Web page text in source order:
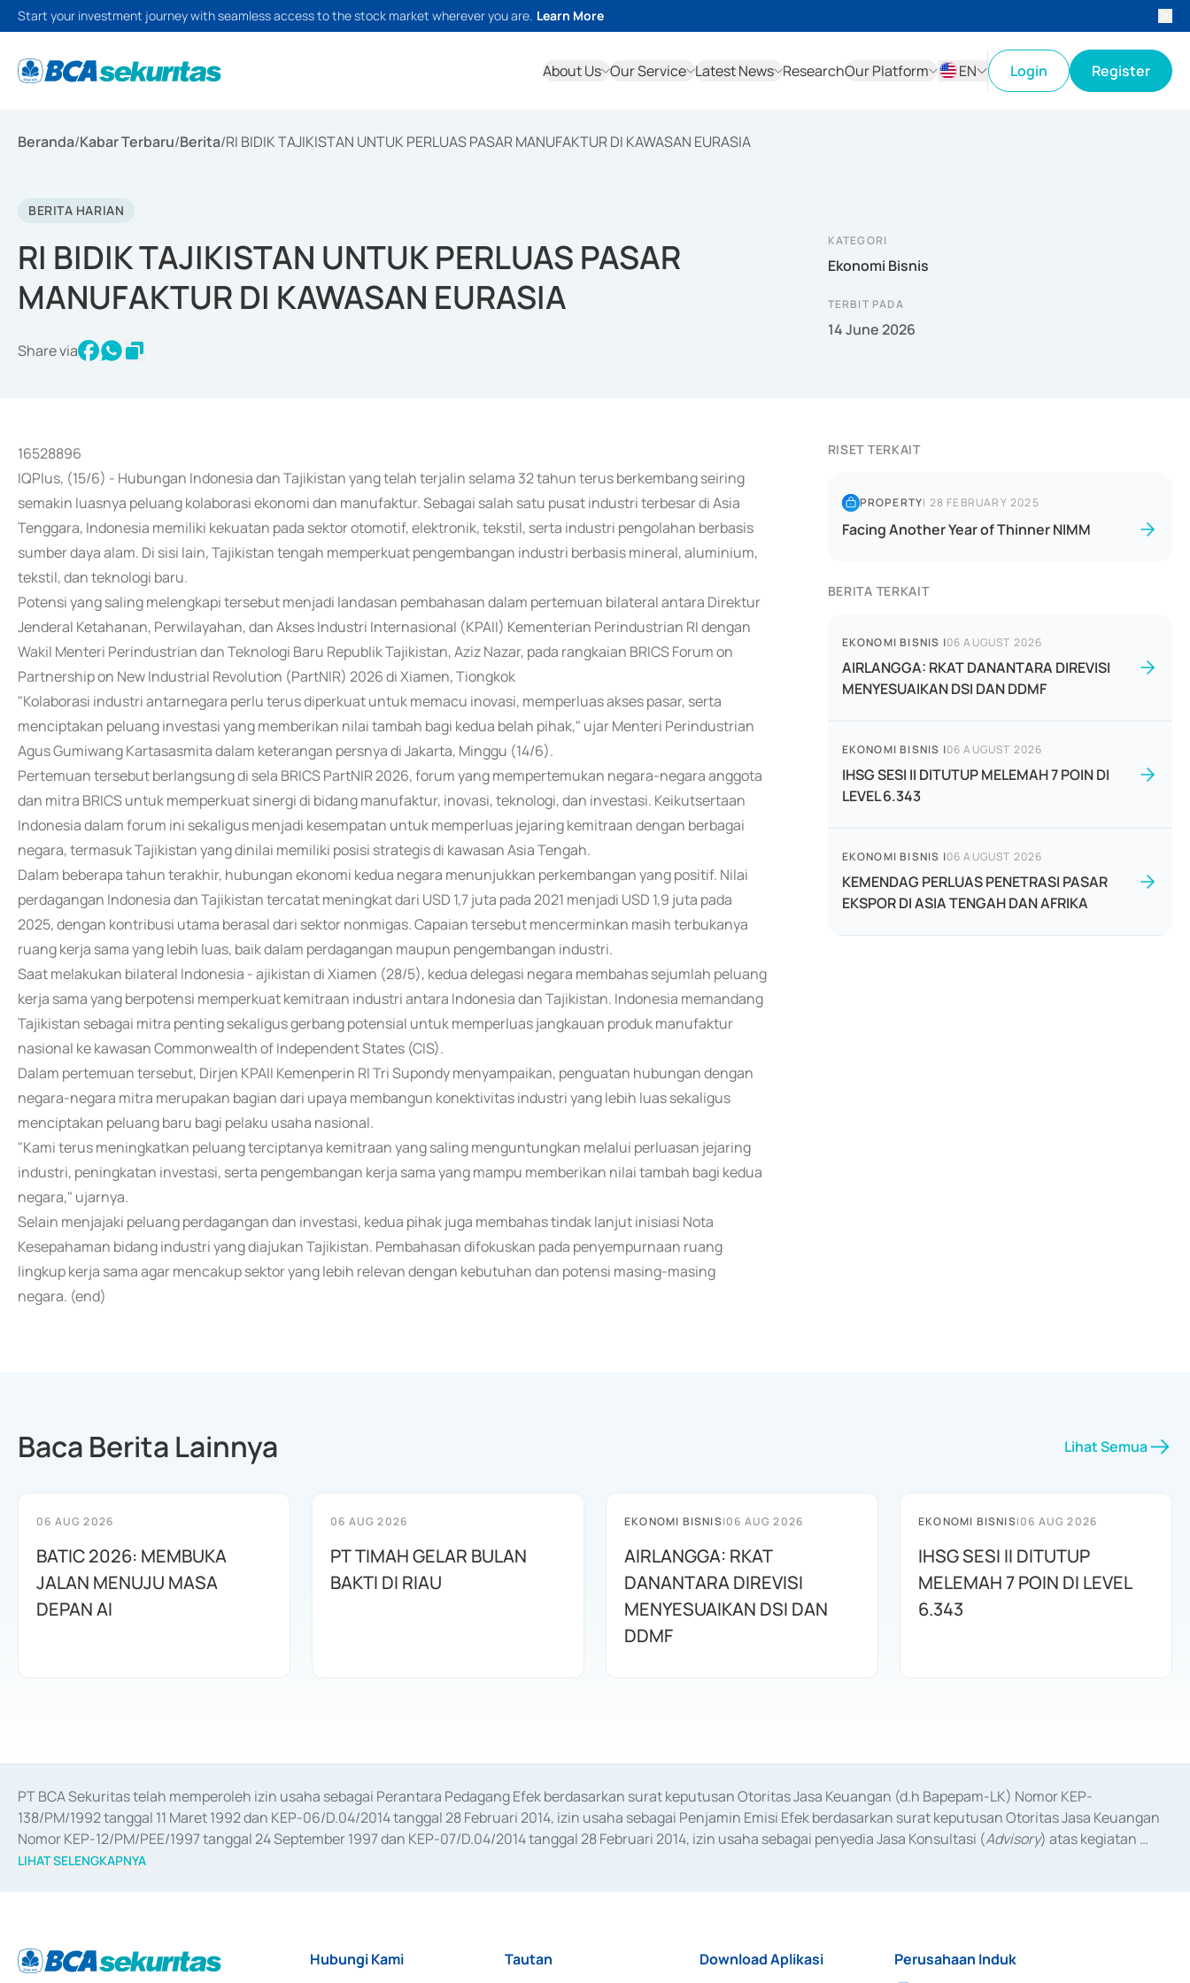
Start your investment journey with seamless access to the stock market wherever you are. Learn More
About Us Our Service Latest News ResearchOur Platform
EN
Login Register
Beranda/Kabar Terbaru/Berita/RI BIDIK TAJIKISTAN UNTUK PERLUAS PASAR MANUFAKTUR DI KAWASAN EURASIA
BERITA HARIAN
RI BIDIK TAJIKISTAN UNTUK PERLUAS PASAR
MANUFAKTUR DI KAWASAN EURASIA
Share via
KATEGORI
Ekonomi Bisnis
TERBIT PADA
14 June 2026
16528896
IQPlus, (15/6) - Hubungan Indonesia dan Tajikistan yang telah terjalin selama 32 tahun terus berkembang seiring
semakin luasnya peluang kolaborasi ekonomi dan manufaktur. Sebagai salah satu pusat industri terbesar di Asia
Tenggara, Indonesia memiliki kekuatan pada sektor otomotif, elektronik, tekstil, serta industri pengolahan berbasis
sumber daya alam. Di sisi lain, Tajikistan tengah memperkuat pengembangan industri berbasis mineral, aluminium,
tekstil, dan teknologi baru.
Potensi yang saling melengkapi tersebut menjadi landasan pembahasan dalam pertemuan bilateral antara Direktur
Jenderal Ketahanan, Perwilayahan, dan Akses Industri Internasional (KPAII) Kementerian Perindustrian RI dengan
Wakil Menteri Perindustrian dan Teknologi Baru Republik Tajikistan, Aziz Nazar, pada rangkaian BRICS Forum on
Partnership on New Industrial Revolution (PartNIR) 2026 di Xiamen, Tiongkok
"Kolaborasi industri antarnegara perlu terus diperkuat untuk memacu inovasi, memperluas akses pasar, serta
menciptakan peluang investasi yang memberikan nilai tambah bagi kedua belah pihak," ujar Menteri Perindustrian
Agus Gumiwang Kartasasmita dalam keterangan persnya di Jakarta, Minggu (14/6).
Pertemuan tersebut berlangsung di sela BRICS PartNIR 2026, forum yang mempertemukan negara-negara anggota
dan mitra BRICS untuk memperkuat sinergi di bidang manufaktur, inovasi, teknologi, dan investasi. Keikutsertaan
Indonesia dalam forum ini sekaligus menjadi kesempatan untuk memperluas jejaring kemitraan dengan berbagai
negara, termasuk Tajikistan yang dinilai memiliki posisi strategis di kawasan Asia Tengah.
Dalam beberapa tahun terakhir, hubungan ekonomi kedua negara menunjukkan perkembangan yang positif. Nilai
perdagangan Indonesia dan Tajikistan tercatat meningkat dari USD 1,7 juta pada 2021 menjadi USD 1,9 juta pada
2025, dengan kontribusi utama berasal dari sektor nonmigas. Capaian tersebut mencerminkan masih terbukanya
ruang kerja sama yang lebih luas, baik dalam perdagangan maupun pengembangan industri.
Saat melakukan bilateral Indonesia - ajikistan di Xiamen (28/5), kedua delegasi negara membahas sejumlah peluang
kerja sama yang berpotensi memperkuat kemitraan industri antara Indonesia dan Tajikistan. Indonesia memandang
Tajikistan sebagai mitra penting sekaligus gerbang potensial untuk memperluas jangkauan produk manufaktur
nasional ke kawasan Commonwealth of Independent States (CIS).
Dalam pertemuan tersebut, Dirjen KPAII Kemenperin RI Tri Supondy menyampaikan, penguatan hubungan dengan
negara-negara mitra merupakan bagian dari upaya membangun konektivitas industri yang lebih luas sekaligus
menciptakan peluang baru bagi pelaku usaha nasional.
"Kami terus meningkatkan peluang terciptanya kemitraan yang saling menguntungkan melalui perluasan jejaring
industri, peningkatan investasi, serta pengembangan kerja sama yang mampu memberikan nilai tambah bagi kedua
negara," ujarnya.
Selain menjajaki peluang perdagangan dan investasi, kedua pihak juga membahas tindak lanjut inisiasi Nota
Kesepahaman bidang industri yang diajukan Tajikistan. Pembahasan difokuskan pada penyempurnaan ruang
lingkup kerja sama agar mencakup sektor yang lebih relevan dengan kebutuhan dan potensi masing-masing
negara. (end)
RISET TERKAIT
PROPERTY| 28 FEBRUARY 2025
Facing Another Year of Thinner NIMM
BERITA TERKAIT
EKONOMI BISNIS |06 AUGUST 2026
AIRLANGGA: RKAT DANANTARA DIREVISI
MENYESUAIKAN DSI DAN DDMF
EKONOMI BISNIS |06 AUGUST 2026
IHSG SESI II DITUTUP MELEMAH 7 POIN DI
LEVEL 6.343
EKONOMI BISNIS |06 AUGUST 2026
KEMENDAG PERLUAS PENETRASI PASAR
EKSPOR DI ASIA TENGAH DAN AFRIKA
Baca Berita Lainnya Lihat Semua
06 AUG 2026
BATIC 2026: MEMBUKA
JALAN MENUJU MASA
DEPAN AI
06 AUG 2026
PT TIMAH GELAR BULAN
BAKTI DI RIAU
EKONOMI BISNIS|06 AUG 2026
AIRLANGGA: RKAT
DANANTARA DIREVISI
MENYESUAIKAN DSI DAN
DDMF
EKONOMI BISNIS|06 AUG 2026
IHSG SESI II DITUTUP
MELEMAH 7 POIN DI LEVEL
6.343
PT BCA Sekuritas telah memperoleh izin usaha sebagai Perantara Pedagang Efek berdasarkan surat keputusan Otoritas Jasa Keuangan (d.h Bapepam-LK) Nomor KEP-
138/PM/1992 tanggal 11 Maret 1992 dan KEP-06/D.04/2014 tanggal 28 Februari 2014, izin usaha sebagai Penjamin Emisi Efek berdasarkan surat keputusan Otoritas Jasa Keuangan
Nomor KEP-12/PM/PEE/1997 tanggal 24 September 1997 dan KEP-07/D.04/2014 tanggal 28 Februari 2014, izin usaha sebagai penyedia Jasa Konsultasi (Advisory) atas kegiatan
merger, akuisisi, divestasi, dan
LIHAT SELENGKAPNYA
Hubungi Kami Tautan Download Aplikasi Perusahaan Induk